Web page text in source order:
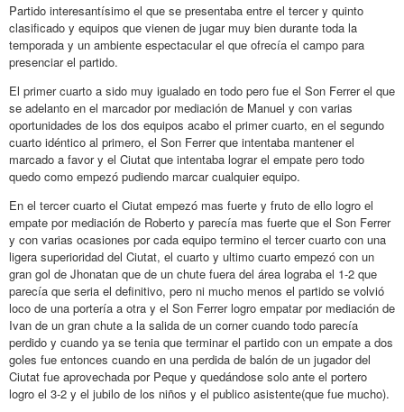
Partido interesantísimo el que se presentaba entre el tercer y quinto
clasificado y equipos que vienen de jugar muy bien durante toda la
temporada y un ambiente espectacular el que ofrecía el campo para
presenciar el partido.
El primer cuarto a sido muy igualado en todo pero fue el Son Ferrer el que
se adelanto en el marcador por mediación de Manuel y con varias
oportunidades de los dos equipos acabo el primer cuarto, en el segundo
cuarto idéntico al primero, el Son Ferrer que intentaba mantener el
marcado a favor y el Ciutat que intentaba lograr el empate pero todo
quedo como empezó pudiendo marcar cualquier equipo.
En el tercer cuarto el Ciutat empezó mas fuerte y fruto de ello logro el
empate por mediación de Roberto y parecía mas fuerte que el Son Ferrer
y con varias ocasiones por cada equipo termino el tercer cuarto con una
ligera superioridad del Ciutat, el cuarto y ultimo cuarto empezó con un
gran gol de Jhonatan que de un chute fuera del área lograba el 1-2 que
parecía que seria el definitivo, pero ni mucho menos el partido se volvió
loco de una portería a otra y el Son Ferrer logro empatar por mediación de
Ivan de un gran chute a la salida de un corner cuando todo parecía
perdido y cuando ya se tenia que terminar el partido con un empate a dos
goles fue entonces cuando en una perdida de balón de un jugador del
Ciutat fue aprovechada por Peque y quedándose solo ante el portero
logro el 3-2 y el jubilo de los niños y el publico asistente(que fue mucho).